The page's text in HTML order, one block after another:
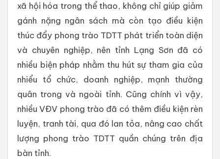
xã hội hóa trong thể thao, không chỉ giúp giảm
gánh nặng ngân sách mà còn tạo điều kiện
thúc đẩy phong trào TDTT phát triển toàn diện
và chuyên nghiệp, nên tỉnh Lạng Sơn đã có
nhiều biện pháp nhằm thu hút sự tham gia của
nhiểu tổ chức, doanh nghiệp, mạnh thường
quân trong và ngoài tỉnh. Cũng chính vì vậy,
nhiều VĐV phong trào đã có thêm điều kiện rèn
luyện, tranh tài, qua đó lan tỏa, nâng cao chất
lượng phong trào TDTT quần chúng trên địa
bàn tỉnh.